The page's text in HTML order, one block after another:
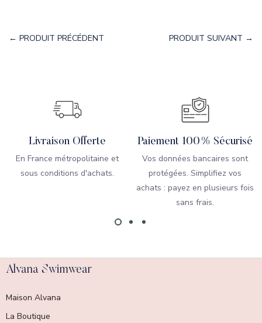
← PRODUIT PRÉCÉDENT PRODUIT SUIVANT →
Livraison Offerte
En France métropolitaine et
sous conditions d'achats.
Paiement 100% Sécurisé
Vos données bancaires sont
protégées. Simplifiez vos
achats : payez en plusieurs fois
sans frais.
Alvana Swimwear
Maison Alvana
La Boutique